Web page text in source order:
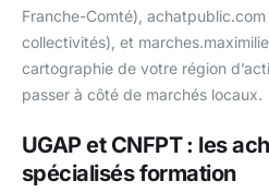
Franche-Comté),
collectivités), et
cartographie de votre région
passer à côté de marchés locaux.
UGAP et CNFPT : les
spécialisés formation